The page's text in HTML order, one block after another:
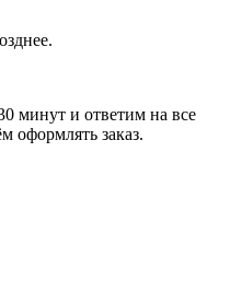
минут и ответим на все
оформлять заказ.